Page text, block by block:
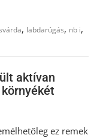
, labdarúgás, nb i,
aktívan
ez remek